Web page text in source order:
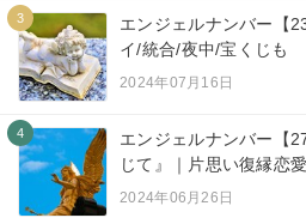
3
エンジェルナンバー【
イ/統合/夜中/宝くじも
2024年07月16日
4
エンジェルナンバー【
じて』｜片思い復縁恋
2024年06月26日